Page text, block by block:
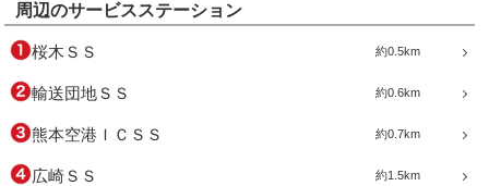
周辺のサービスステーション
約0.5km
桜木ＳＳ
約0.6km
輸送団地ＳＳ
約0.7km
熊本空港ＩＣＳＳ
約1.5km
広崎ＳＳ